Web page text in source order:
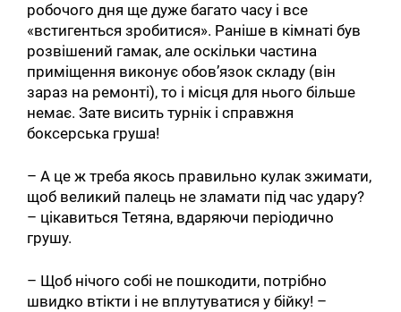
робочого дня ще дуже багато часу і все
«встигенться зробитися». Раніше в кімнаті був
розвішений гамак, але оскільки частина
приміщення виконує обов’язок складу (він
зараз на ремонті), то і місця для нього більше
немає. Зате висить турнік і справжня
боксерська груша!
– А це ж треба якось правильно кулак зжимати,
щоб великий палець не зламати під час удару?
– цікавиться Тетяна, вдаряючи періодично
грушу.
– Щоб нічого собі не пошкодити, потрібно
швидко втікти і не вплутуватися у бійку! –